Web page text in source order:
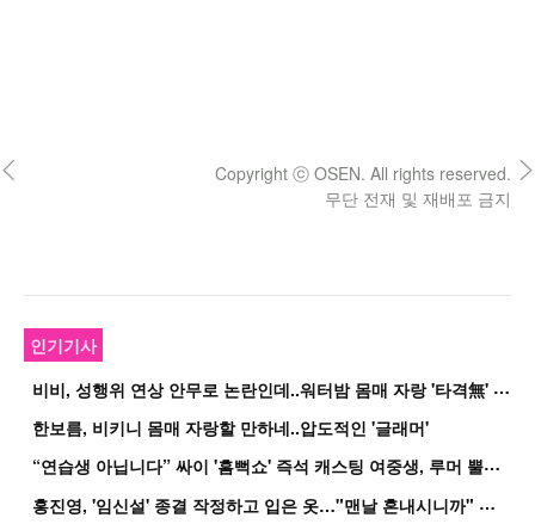
Copyright ⓒ OSEN. All rights reserved.
무단 전재 및 재배포 금지
인기기사
비
비, 성행위 연상 안무로 논란인데..워터밤 몸매 자랑 '타격無' 근황
한보름, 비키니 몸매 자랑할 만하네..압도적인 '글래머'
“
연습생 아닙니다” 싸이 '흠뻑쇼' 즉석 캐스팅 여중생, 루머 뿔났다[Oh!쎈 이...
홍
진영, '임신설' 종결 작정하고 입은 옷…"맨날 혼내시니까" 억울